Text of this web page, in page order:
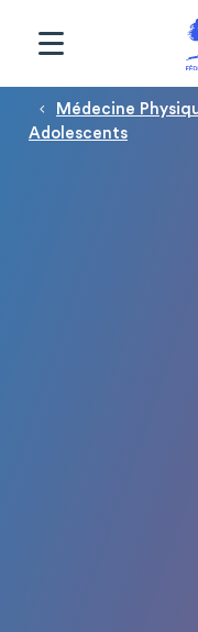
Fil d'Ariane
Médecine
Adolescents
Panneau de gestion